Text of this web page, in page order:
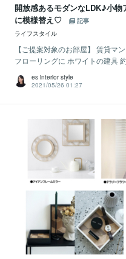
開放感あるモダンなLDK♪小物
に模様替え♡
記事
ライフスタイル
【ご提案対象のお部屋】 賃貸
フローリングに ホワイトの建具
es interior style
2021/05/26 01:27